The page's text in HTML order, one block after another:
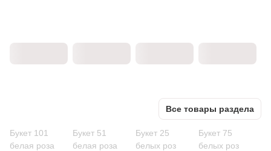
Все товары раздела
Букет 101
белая роза
Букет 51
белая роза
Букет 25
белых роз
Букет 75
белых роз